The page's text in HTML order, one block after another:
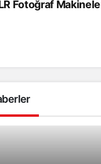
Fotoğraf